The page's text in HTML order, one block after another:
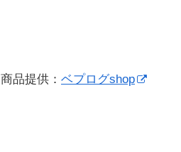
商品提供： ベプログshop